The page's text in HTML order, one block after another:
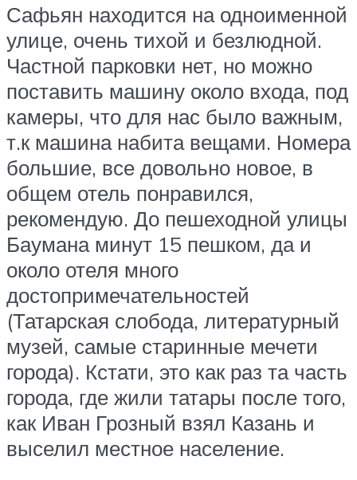
Сафьян находится на одноименной
улице, очень тихой и безлюдной.
Частной парковки нет, но можно
поставить машину около входа, под
камеры, что для нас было важным,
т.к машина набита вещами. Номера
большие, все довольно новое, в
общем отель понравился,
рекомендую. До пешеходной улицы
Баумана минут 15 пешком, да и
около отеля много
достопримечательностей
(Татарская слобода, литературный
музей, самые старинные мечети
города). Кстати, это как раз та часть
города, где жили татары после того,
как Иван Грозный взял Казань и
выселил местное население.